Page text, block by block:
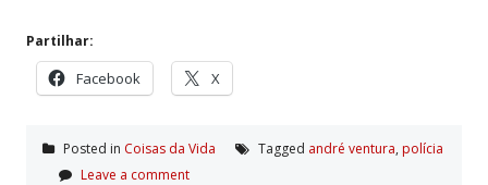
Partilhar:
Facebook X
Posted in Coisas da Vida Tagged andré ventura, polí­cia
Leave a comment